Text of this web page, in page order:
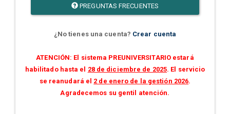
PREGUNTAS FRECUENTES
¿No tienes una cuenta? Crear cuenta
ATENCIÓN: El sistema PREUNIVERSITARIO estará
habilitado hasta el 28 de diciembre de 2025. El servicio
se reanudará el 2 de enero de la gestión 2026.
Agradecemos su gentil atención.